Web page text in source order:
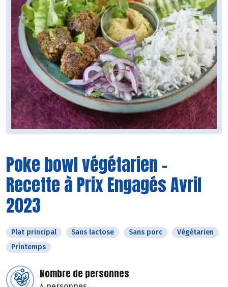
Poke bowl végétarien -
Recette à Prix Engagés Avril
2023
Plat principal Sans lactose Sans porc
Végétarien
Printemps
Nombre de personnes